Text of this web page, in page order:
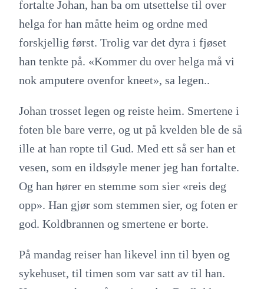
fortalte Johan, han ba om utsettelse til over
helga for han måtte heim og ordne med
forskjellig først. Trolig var det dyra i fjøset
han tenkte på. «Kommer du over helga må vi
nok amputere ovenfor kneet», sa legen..
Johan trosset legen og reiste heim. Smertene i
foten ble bare verre, og ut på kvelden ble de så
ille at han ropte til Gud. Med ett så ser han et
vesen, som en ildsøyle mener jeg han fortalte.
Og han hører en stemme som sier «reis deg
opp». Han gjør som stemmen sier, og foten er
god. Koldbrannen og smertene er borte.
På mandag reiser han likevel inn til byen og
sykehuset, til timen som var satt av til han.